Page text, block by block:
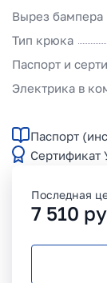
Вырез бампера
Тип крюка
Паспорт и
Электрика в
Паспорт
Сертификат
Последная
7 510